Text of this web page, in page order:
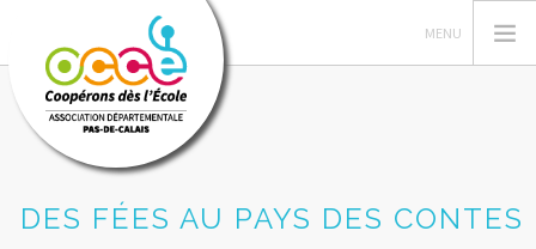
L'OCCE 62
DES FÉES AU PAYS DES CONTES